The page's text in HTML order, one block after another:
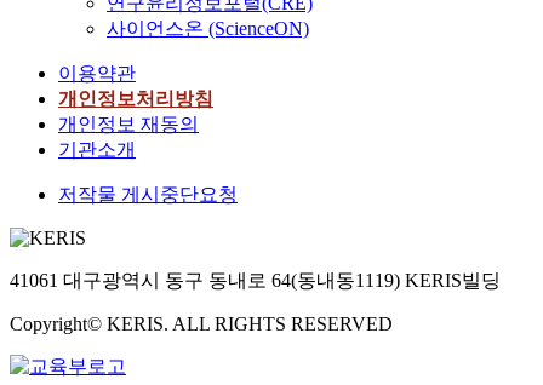
사이언스온 (ScienceON)
이용약관
개인정보처리방침
개인정보 재동의
기관소개
저작물 게시중단요청
41061 대구광역시 동구 동내로 64(동내동1119) KERIS빌딩
Copyright© KERIS. ALL RIGHTS RESERVED